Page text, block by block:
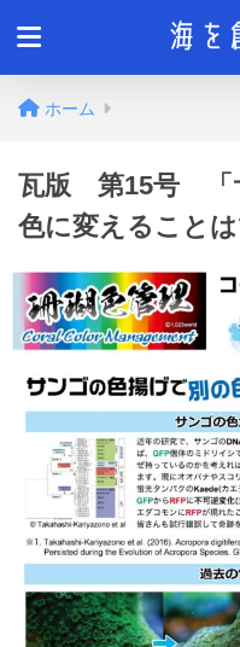
ホーム
瓦版 第15号 「
色に変えることは